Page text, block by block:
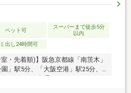
ペット可
スーパーまで徒歩5分
以内
出し24時間可
室・先着順)】阪急京都線「南茨木」
」駅5分、「大阪空港」駅25分、